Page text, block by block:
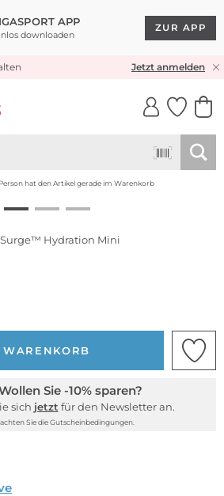
APP
downloaden
ZUR APP
VERSAND* & RÜCKVERSANDJetzt anmelden
hat den Artikel gerade im Warenkorb
Hydration Mini
Sie -10% sparen?
sich jetzt für den Newsletter an.
Sie die Gutscheinbedingungen.